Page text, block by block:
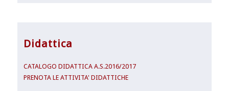
Didattica
CATALOGO DIDATTICA A.S.2016/2017
PRENOTA LE ATTIVITA' DIDATTICHE